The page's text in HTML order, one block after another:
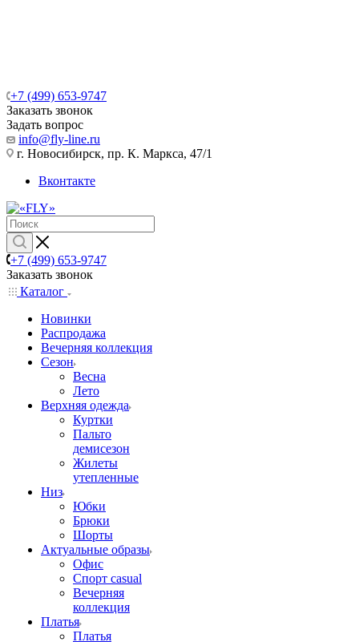
+7 (499) 653-9747
Заказать звонок
Задать вопрос
info@fly-line.ru
г. Новосибирск, пр. К. Маркса, 47/1
Вконтакте
+7 (499) 653-9747
Заказать звонок
Каталог
Новинки
Распродажа
Вечерняя коллекция
Сезон
Весна
Лето
Верхняя одежда
Куртки
Пальто
демисезон
Жилеты
утепленные
Низ
Юбки
Брюки
Шорты
Актуальные образы
Офис
Спорт casual
Вечерняя
коллекция
Платья
Платья